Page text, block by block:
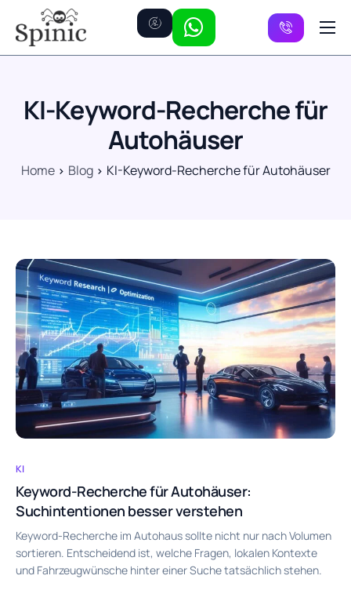
Preise
FAQ
KI-Keyword-Recherche für
Autohäuser
Home Blog KI-Keyword-Recherche für Autohäuser
KI
Keyword-Recherche für Autohäuser:
Suchintentionen besser verstehen
Keyword-Recherche im Autohaus sollte nicht nur nach Volumen
sortieren. Entscheidend ist, welche Fragen, lokalen Kontexte
und Fahrzeugwünsche hinter einer Suche tatsächlich stehen.